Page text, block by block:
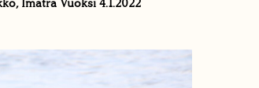
Imatra Vuoksi 4.1.2022